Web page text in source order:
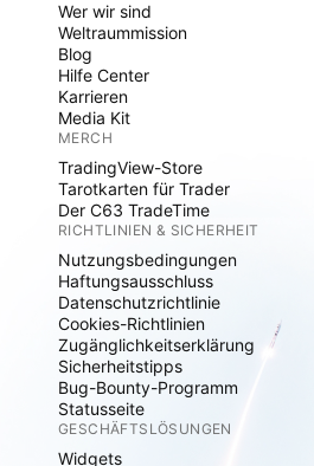
Wer wir sind
Weltraummission
Blog
Hilfe Center
Karrieren
Media Kit
MERCH
TradingView-Store
Tarotkarten für Trader
Der C63 TradeTime
RICHTLINIEN & SICHERHEIT
Nutzungsbedingungen
Haftungsausschluss
Datenschutzrichtlinie
Cookies-Richtlinien
Zugänglichkeitserklärung
Sicherheitstipps
Bug-Bounty-Programm
Statusseite
GESCHÄFTSLÖSUNGEN
Widgets